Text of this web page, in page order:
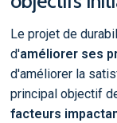
Le projet de
d'améliorer ses
d'améliorer la
principal objectif
facteurs